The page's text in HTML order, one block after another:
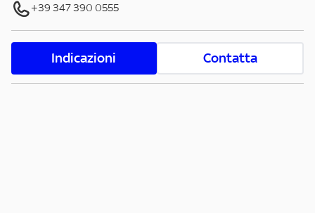
+39 347 390 0555
Indicazioni Contatta